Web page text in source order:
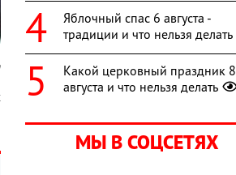
Яблочный спас 6 августа -
традиции и что нельзя делать
Какой церковный праздник 8
августа и что нельзя делать
МЫ В СОЦСЕТЯХ